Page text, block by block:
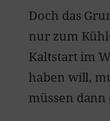
Doch das
nur zum
Kaltstart im
haben will,
müssen